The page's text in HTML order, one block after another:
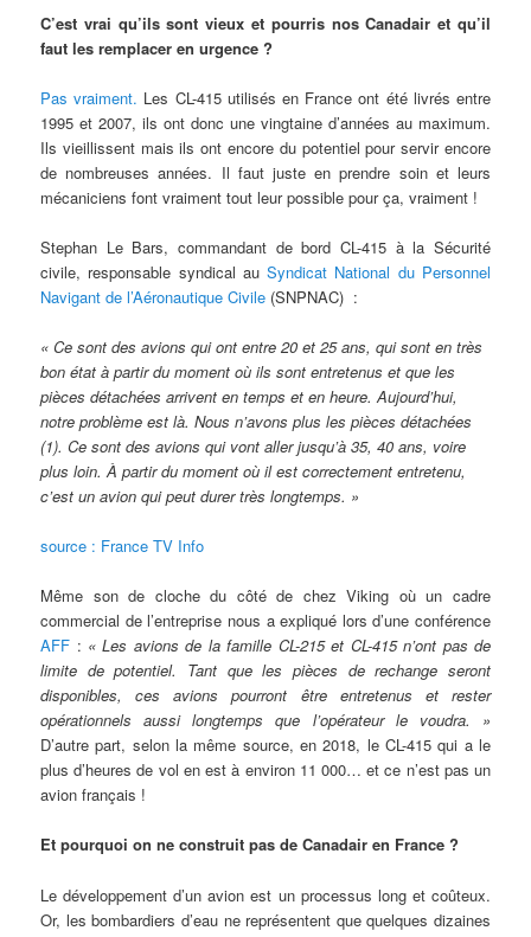
C’est vrai qu’ils sont vieux et pourris nos Canadair et qu’il
faut les remplacer en urgence ?
Pas vraiment. Les CL-415 utilisés en France ont été livrés entre
1995 et 2007, ils ont donc une vingtaine d’années au maximum.
Ils vieillissent mais ils ont encore du potentiel pour servir encore
de nombreuses années. Il faut juste en prendre soin et leurs
mécaniciens font vraiment tout leur possible pour ça, vraiment !
Stephan Le Bars, commandant de bord CL-415 à la Sécurité
civile, responsable syndical auSyndicat National du Personnel
Navigant de l’Aéronautique Civile (SNPNAC) :
« Ce sont des avions qui ont entre 20 et 25 ans, qui sont en très
bon état à partir du moment où ils sont entretenus et que les
pièces détachées arrivent en temps et en heure. Aujourd’hui,
notre problème est là. Nous n’avons plus les pièces détachées
(1). Ce sont des avions qui vont aller jusqu’à 35, 40 ans, voire
plus loin. À partir du moment où il est correctement entretenu,
c’est un avion qui peut durer très longtemps. »
source : France TV Info
Même son de cloche du côté de chez Viking où un cadre
commercial de l’entreprise nous a expliqué lors d’une conférence
AFF : « Les avions de la famille CL-215 et CL-415 n’ont pas de
limite de potentiel. Tant que les pièces de rechange seront
disponibles, ces avions pourront être entretenus et rester
opérationnels aussi longtemps que l’opérateur le voudra. »
D’autre part, selon la même source, en 2018, le CL-415 qui a le
plus d’heures de vol en est à environ 11 000… et ce n’est pas un
avion français !
Et pourquoi on ne construit pas de Canadair en France ?
Le développement d’un avion est un processus long et coûteux.
Or, les bombardiers d’eau ne représentent que quelques dizaines